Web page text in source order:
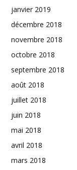
janvier 2019
décembre 2018
novembre 2018
octobre 2018
septembre 2018
août 2018
juillet 2018
juin 2018
mai 2018
avril 2018
mars 2018